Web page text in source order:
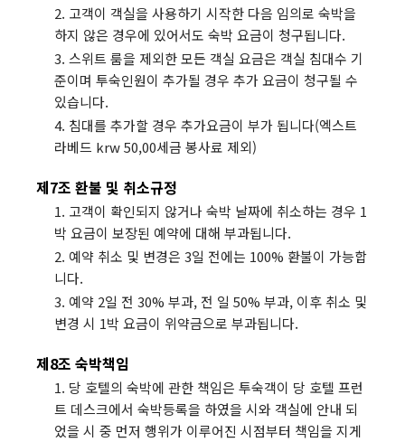
2. 고객이 객실을 사용하기 시작한 다음 임의로 숙박을
하지 않은 경우에 있어서도 숙박 요금이 청구됩니다.
3. 스위트 룸을 제외한 모든 객실 요금은 객실 침대수 기
준이며 투숙인원이 추가될 경우 추가 요금이 청구될 수
있습니다.
4. 침대를 추가할 경우 추가요금이 부가 됩니다(엑스트
라베드 krw 50,00세금 봉사료 제외)
제7조 환불 및 취소규정
1. 고객이 확인되지 않거나 숙박 날짜에 취소하는 경우 1
박 요금이 보장된 예약에 대해 부과됩니다.
2. 예약 취소 및 변경은 3일 전에는 100% 환불이 가능합
니다.
3. 예약 2일 전 30% 부과, 전 일 50% 부과, 이후 취소 및
변경 시 1박 요금이 위약금으로 부과됩니다.
제8조 숙박책임
1. 당 호텔의 숙박에 관한 책임은 투숙객이 당 호텔 프런
트 데스크에서 숙박등록을 하였을 시와 객실에 안내 되
었을 시 중 먼저 행위가 이루어진 시점부터 책임을 지게